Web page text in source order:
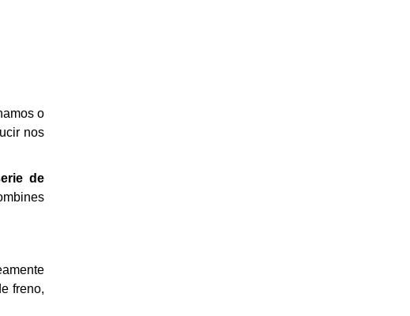
o
nos
de
freno,